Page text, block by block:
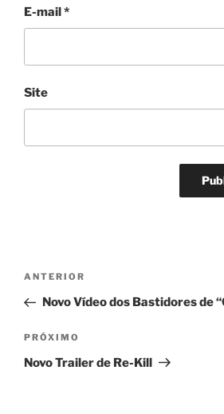
E-mail *
Site
Navegação
Post
Post
anterior
ANTERIOR
Novo Vídeo dos Bastidores de
Próximo
post
PRÓXIMO
Novo Trailer de Re-Kill